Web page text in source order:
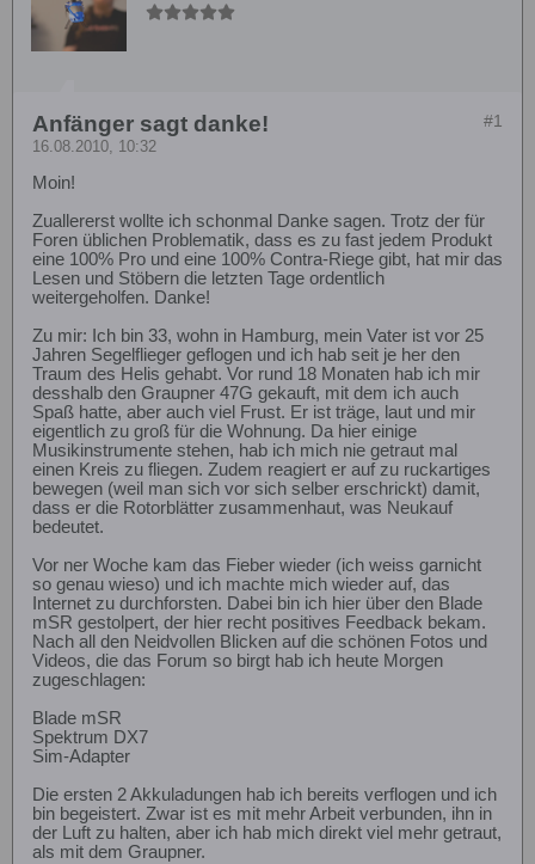
#1
Anfänger sagt danke!
16.08.2010, 10:32
Moin!
Zuallererst wollte ich schonmal Danke sagen. Trotz der für
Foren üblichen Problematik, dass es zu fast jedem Produkt
eine 100% Pro und eine 100% Contra-Riege gibt, hat mir das
Lesen und Stöbern die letzten Tage ordentlich
weitergeholfen. Danke!
Zu mir: Ich bin 33, wohn in Hamburg, mein Vater ist vor 25
Jahren Segelflieger geflogen und ich hab seit je her den
Traum des Helis gehabt. Vor rund 18 Monaten hab ich mir
desshalb den Graupner 47G gekauft, mit dem ich auch
Spaß hatte, aber auch viel Frust. Er ist träge, laut und mir
eigentlich zu groß für die Wohnung. Da hier einige
Musikinstrumente stehen, hab ich mich nie getraut mal
einen Kreis zu fliegen. Zudem reagiert er auf zu ruckartiges
bewegen (weil man sich vor sich selber erschrickt) damit,
dass er die Rotorblätter zusammenhaut, was Neukauf
bedeutet.
Vor ner Woche kam das Fieber wieder (ich weiss garnicht
so genau wieso) und ich machte mich wieder auf, das
Internet zu durchforsten. Dabei bin ich hier über den Blade
mSR gestolpert, der hier recht positives Feedback bekam.
Nach all den Neidvollen Blicken auf die schönen Fotos und
Videos, die das Forum so birgt hab ich heute Morgen
zugeschlagen:
Blade mSR
Spektrum DX7
Sim-Adapter
Die ersten 2 Akkuladungen hab ich bereits verflogen und ich
bin begeistert. Zwar ist es mit mehr Arbeit verbunden, ihn in
der Luft zu halten, aber ich hab mich direkt viel mehr getraut,
als mit dem Graupner.